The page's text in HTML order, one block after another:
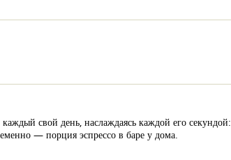
свой день, наслаждаясь каждой его секундой:
— порция эспрессо в баре у дома.